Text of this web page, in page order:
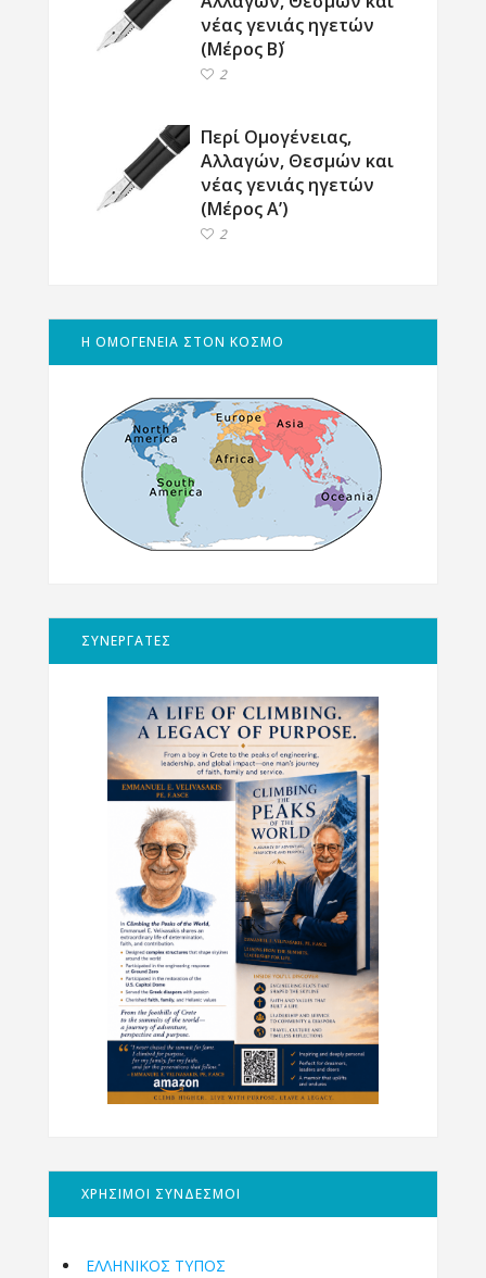
νέας γενιάς ηγετών
(Μέρος Β΄)
2
Περί Ομογένειας,
Αλλαγών, Θεσμών και
νέας γενιάς ηγετών
(Μέρος Α’)
2
Η ΟΜΟΓΕΝΕΙΑ ΣΤΟΝ ΚΟΣΜΟ
ΣΥΝΕΡΓΑΤΕΣ
ΧΡΗΣΙΜΟΙ ΣΥΝΔΕΣΜΟΙ
ΕΛΛΗΝΙΚΟΣ ΤΥΠΟΣ